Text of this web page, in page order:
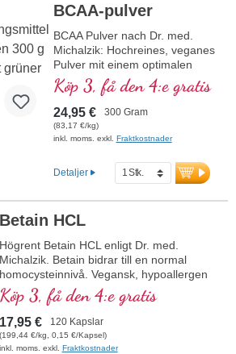
Förpackad i en burk med 90
kapslar. Producerad i våra
egna produktionsanläggningar
i Tyskland, baserat på 40 års
erfarenhet av vitalämnen och
20 år av beprövad kvalitet. Fri
tillsatser, glutenfri, laktosfri och
GMO-fri. Miljövänligt och
hållbart tillverkad, direkt från
tillverkaren och alltid tillgänglig
med en leveranstid på 1–2
arbetsdagar.
BCAA-pulver
BCAA Pulver nach Dr. med.
Michalzik: Hochreines, veganes
Pulver mit einem optimalen
2:1:1 Verhältnis von Leucin,
Isoleucin und Valin. Gewonnen
durch Fermentation, ohne
Zusätze oder künstliche
Aromen. Perfekt für Sportler
Muskelaufbau und
Regeneration.
Köp 3, få den 4:e gratis
24,95 € 300 Gram
(83,17 €/kg)
inkl. moms. exkl. Fraktkostnader
Detaljer
Betain HCL
Högrent Betain HCL enligt Dr. med.
Michalzik. Betain bidrar till en normal
homocysteinnivå. Vegansk, hypoallergen
och fri från tillsatser. Utvecklad i Tyskland
av läkare, laboratorietestad och hållbart
förpackad – med över 20 års erfarenhet
av produktion av mikronäringsämnen.
mer information om Betain HCL-
Köp 3, få den 4:e gratis
17,95 € 120 Kapslar
(199,44 €/kg, 0,15 €/Kapsel)
inkl. moms. exkl. Fraktkostnader